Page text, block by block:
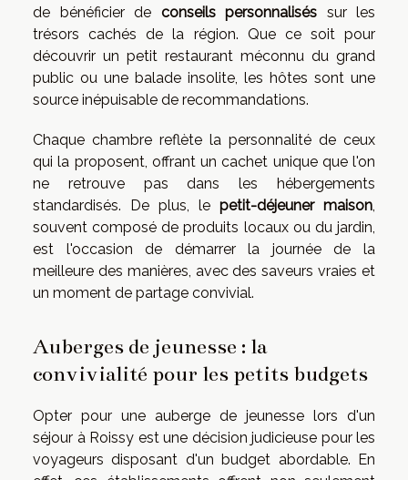
de bénéficier de conseils personnalisés sur les
trésors cachés de la région. Que ce soit pour
découvrir un petit restaurant méconnu du grand
public ou une balade insolite, les hôtes sont une
source inépuisable de recommandations.
Chaque chambre reflète la personnalité de ceux
qui la proposent, offrant un cachet unique que l'on
ne retrouve pas dans les hébergements
standardisés. De plus, le petit-déjeuner maison,
souvent composé de produits locaux ou du jardin,
est l'occasion de démarrer la journée de la
meilleure des manières, avec des saveurs vraies et
un moment de partage convivial.
Auberges de jeunesse : la
convivialité pour les petits budgets
Opter pour une auberge de jeunesse lors d'un
séjour à Roissy est une décision judicieuse pour les
voyageurs disposant d'un budget abordable. En